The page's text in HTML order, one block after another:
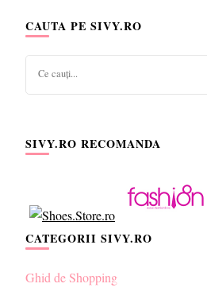
CAUTA PE SIVY.RO
SIVY.RO RECOMANDA
CATEGORII SIVY.RO
Ghid de Shopping